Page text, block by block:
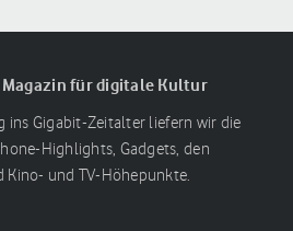
für digitale Kultur
ins Gigabit-Zeitalter liefern wir die
Highlights, Gadgets, den
Kino- und TV-Höhepunkte.